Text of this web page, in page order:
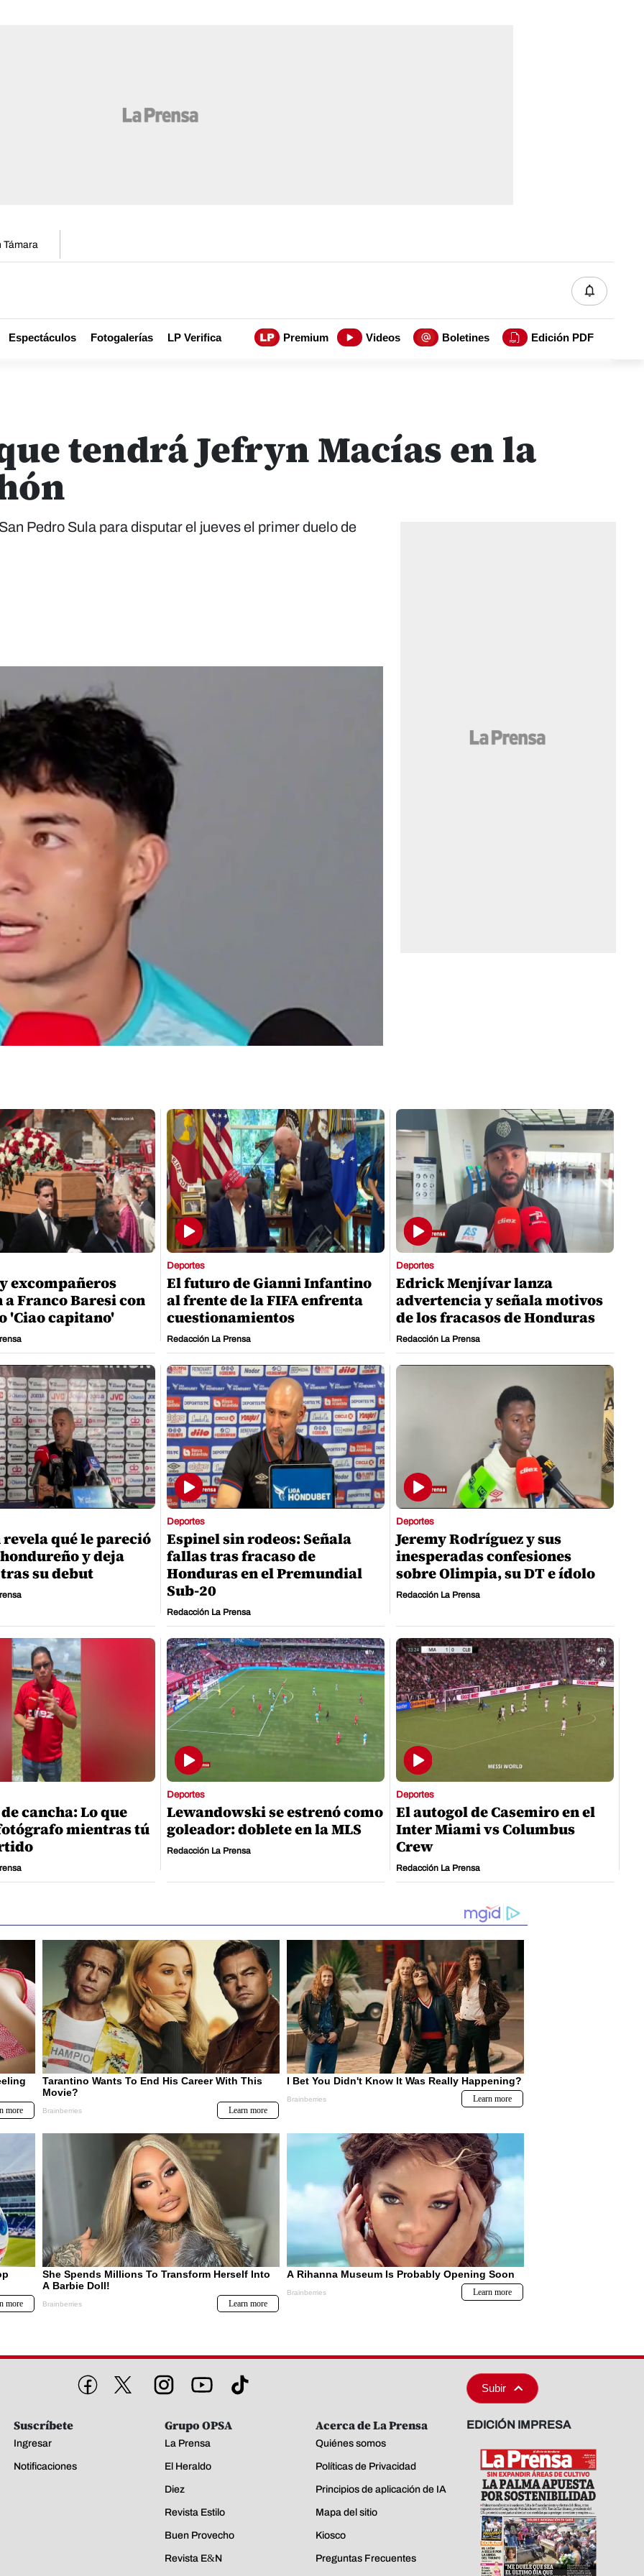
Támara
Espectáculos Fotogalerías LP Verifica Premium Videos Boletines Edición PDF
tendrá Jefryn Macías en la
Pedro Sula para disputar el jueves el primer duelo de
excompañeros
a Franco Baresi con
'Ciao capitano'
Deportes
El futuro de Gianni Infantino
al frente de la FIFA enfrenta
cuestionamientos
Redacción La Prensa
Deportes
Edrick Menjívar lanza
advertencia y señala motivos
de los fracasos de Honduras
Redacción La Prensa
qué le pareció
y deja
su debut
Deportes
Espinel sin rodeos: Señala
fallas tras fracaso de
Honduras en el Premundial
Sub-20
Redacción La Prensa
Deportes
Jeremy Rodríguez y sus
inesperadas confesiones
sobre Olimpia, su DT e ídolo
Redacción La Prensa
cancha: Lo que
mientras tú
Deportes
Lewandowski se estrenó como
goleador: doblete en la MLS
Redacción La Prensa
Deportes
El autogol de Casemiro en el
Inter Miami vs Columbus
Crew
Redacción La Prensa
Subir
Suscríbete
Ingresar
Notificaciones
Grupo OPSA
La Prensa
El Heraldo
Diez
Revista Estilo
Buen Provecho
Revista E&N
Acerca de La Prensa
Quiénes somos
Políticas de Privacidad
Principios de aplicación de IA
Mapa del sitio
Kiosco
Preguntas Frecuentes
EDICIÓN IMPRESA